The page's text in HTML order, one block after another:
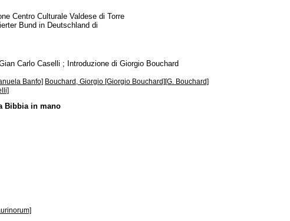
Centro Culturale Valdese di Torre
Bund in Deutschland di
Carlo Caselli ; Introduzione di Giorgio Bouchard
Banfo] Bouchard, Giorgio [Giorgio Bouchard][G. Bouchard]
Bibbia in mano